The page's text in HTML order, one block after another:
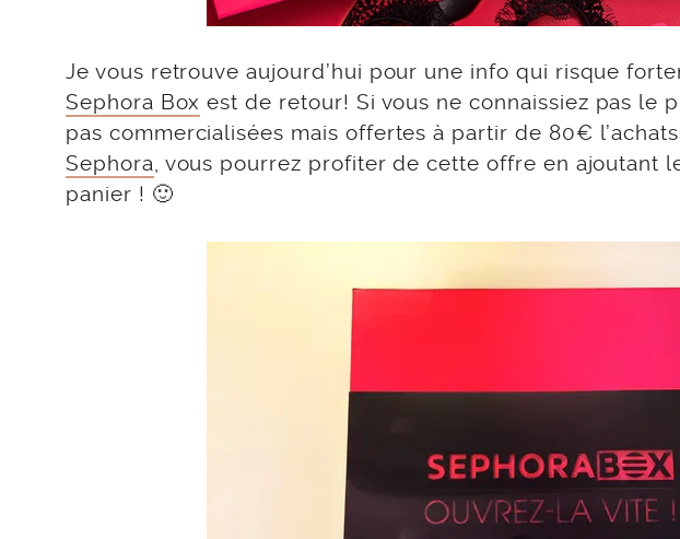
Je vous retrouve aujourd’hui pour une info qui risque
Sephora Box est de retour! Si vous ne connaissiez pas le
pas commercialisées mais offertes à partir de 80€
Sephora, vous pourrez profiter de cette offre en ajoutant
panier ! 🙂